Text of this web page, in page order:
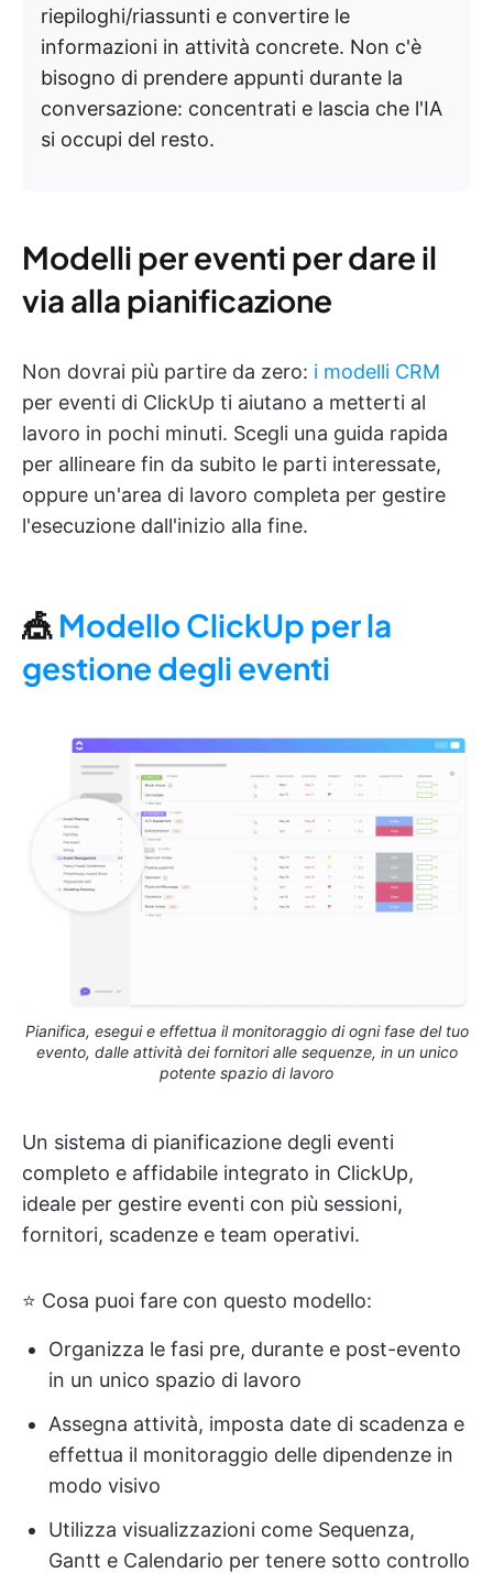
riepiloghi/riassunti e convertire le
informazioni in attività concrete. Non c'è
bisogno di prendere appunti durante la
conversazione: concentrati e lascia che l'IA
si occupi del resto.
Modelli per eventi per dare il
via alla pianificazione
Non dovrai più partire da zero: i modelli CRM
per eventi di ClickUp ti aiutano a metterti al
lavoro in pochi minuti. Scegli una guida rapida
per allineare fin da subito le parti interessate,
oppure un'area di lavoro completa per gestire
l'esecuzione dall'inizio alla fine.
🎪 Modello ClickUp per la
gestione degli eventi
Pianifica, esegui e effettua il monitoraggio di ogni fase del tuo
evento, dalle attività dei fornitori alle sequenze, in un unico
potente spazio di lavoro
Un sistema di pianificazione degli eventi
completo e affidabile integrato in ClickUp,
ideale per gestire eventi con più sessioni,
fornitori, scadenze e team operativi.
⭐ Cosa puoi fare con questo modello:
Organizza le fasi pre, durante e post-evento
in un unico spazio di lavoro
Assegna attività, imposta date di scadenza e
effettua il monitoraggio delle dipendenze in
modo visivo
Utilizza visualizzazioni come Sequenza,
Gantt e Calendario per tenere sotto controllo